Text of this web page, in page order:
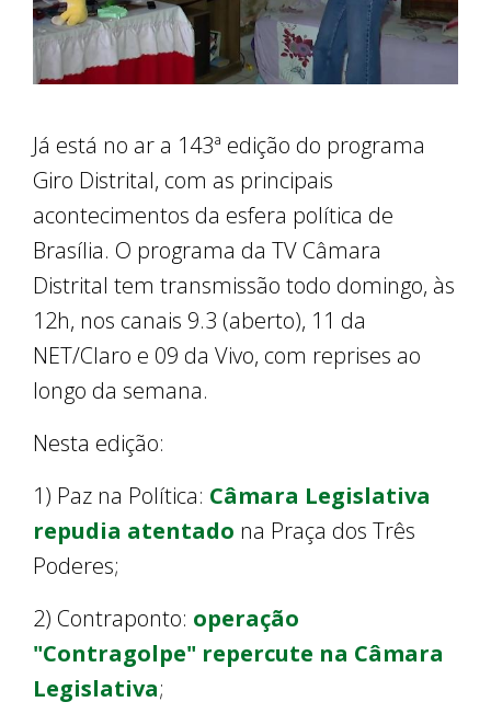
Já está no ar a 143ª edição do programa
Giro Distrital, com as principais
acontecimentos da esfera política de
Brasília. O programa da TV Câmara
Distrital tem transmissão todo domingo, às
12h, nos canais 9.3 (aberto), 11 da
NET/Claro e 09 da Vivo, com reprises ao
longo da semana.
Nesta edição:
1) Paz na Política: Câmara Legislativa
repudia atentado na Praça dos Três
Poderes;
2) Contraponto: operação
"Contragolpe" repercute na Câmara
Legislativa;